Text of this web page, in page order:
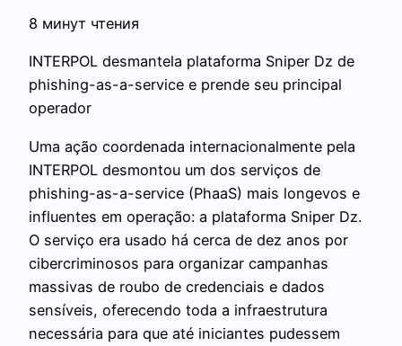
8 минут чтения
INTERPOL desmantela plataforma Sniper Dz de
phishing-as-a-service e prende seu principal
operador
Uma ação coordenada internacionalmente pela
INTERPOL desmontou um dos serviços de
phishing-as-a-service (PhaaS) mais longevos e
influentes em operação: a plataforma Sniper Dz.
O serviço era usado há cerca de dez anos por
cibercriminosos para organizar campanhas
massivas de roubo de credenciais e dados
sensíveis, oferecendo toda a infraestrutura
necessária para que até iniciantes pudessem